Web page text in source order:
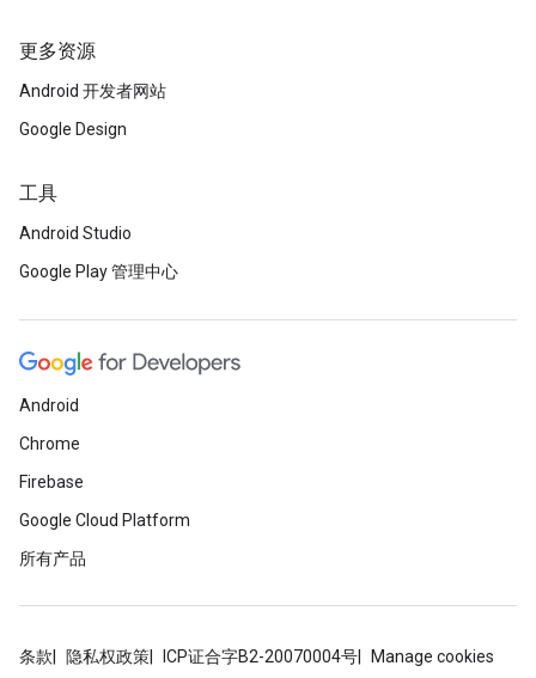
更多资源
Android 开发者网站
Google Design
工具
Android Studio
Google Play 管理中心
Android
Chrome
Firebase
Google Cloud Platform
所有产品
条款 隐私权政策 ICP证合字B2-20070004号 Manage cookies